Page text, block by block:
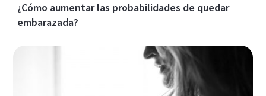
¿Cómo aumentar las probabilidades de quedar
embarazada?